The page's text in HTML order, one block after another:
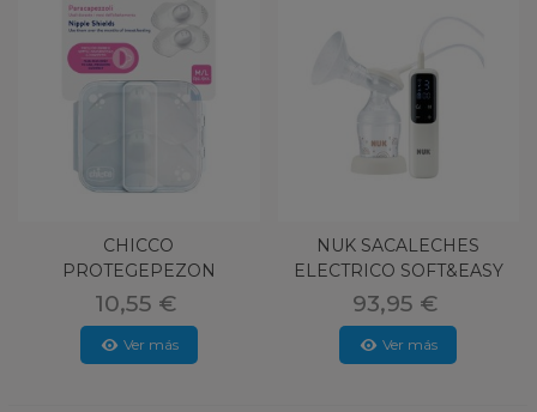
CHICCO
PROTEGEPEZON
SKINTOSKIN 2U T-M/L
10,55 €
Ver más
NUK SACALECHES
ELECTRICO SOFT&EASY
PERFECT MAT
93,95 €
Ver más